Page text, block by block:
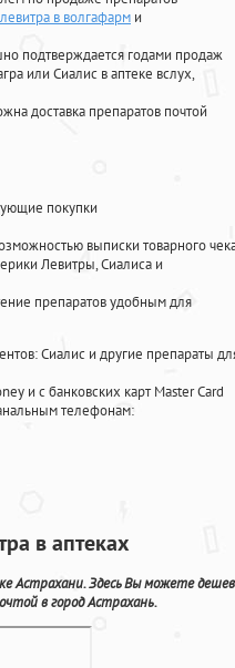
в волгафарм и
подтверждается годами продаж
или Сиалис в аптеке вслух,
доставка препаратов почтой
покупки
выписки товарного
Левитры, Сиалиса и
препаратов удобным для
Сиалис и другие препараты
и с банковских карт Master Card
телефонам:
в аптеках
Астрахани. Здесь Вы можете
в город Астрахань.